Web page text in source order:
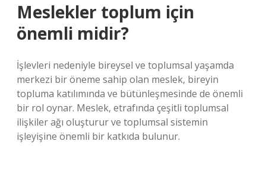
Meslekler toplum için
önemli midir?
İşlevleri nedeniyle bireysel ve toplumsal yaşamda
merkezi bir öneme sahip olan meslek, bireyin
topluma katılımında ve bütünleşmesinde de önemli
bir rol oynar. Meslek, etrafında çeşitli toplumsal
ilişkiler ağı oluşturur ve toplumsal sistemin
işleyişine önemli bir katkıda bulunur.